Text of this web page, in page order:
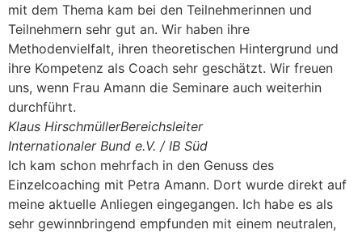
mit dem Thema kam bei den Teilnehmerinnen und
Teilnehmern sehr gut an. Wir haben ihre
Methodenvielfalt, ihren theoretischen Hintergrund und
ihre Kompetenz als Coach sehr geschätzt. Wir freuen
uns, wenn Frau Amann die Seminare auch weiterhin
durchführt.
Klaus HirschmüllerBereichsleiter
Internationaler Bund e.V. / IB Süd
Ich kam schon mehrfach in den Genuss des
Einzelcoaching mit Petra Amann. Dort wurde direkt auf
meine aktuelle Anliegen eingegangen. Ich habe es als
sehr gewinnbringend empfunden mit einem neutralen,